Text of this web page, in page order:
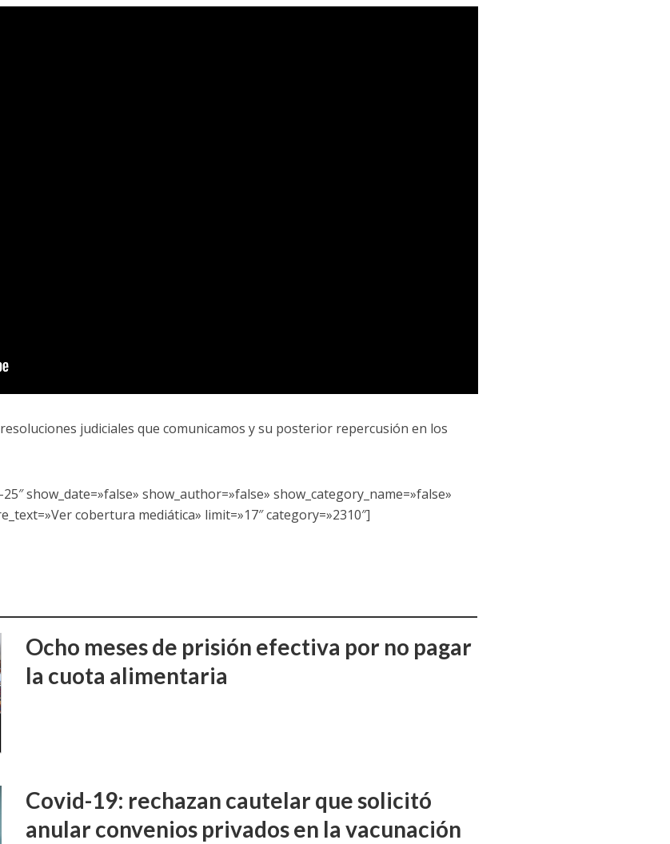
resoluciones judiciales que comunicamos y su posterior repercusión en los
show_date=»false» show_author=»false» show_category_name=»false»
cobertura mediática» limit=»17″ category=»2310″]
Ocho meses de prisión efectiva por no pagar
la cuota alimentaria
Covid-19: rechazan cautelar que solicitó
anular convenios privados en la vacunación